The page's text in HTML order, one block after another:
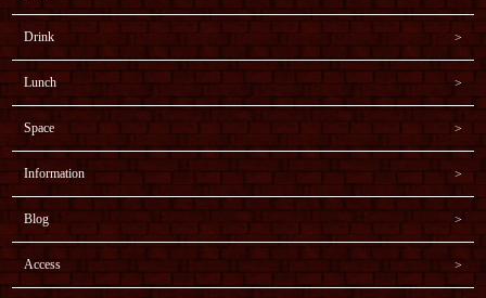
Drink
Lunch
Space
Information
Blog
Access